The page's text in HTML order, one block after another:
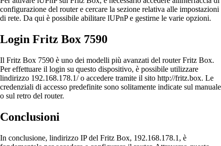
configurazione del router e cercare la sezione relativa alle impostazioni
di rete. Da qui è possibile abilitare lUPnP e gestirne le varie opzioni.
Login Fritz Box 7590
Il Fritz Box 7590 è uno dei modelli più avanzati del router Fritz Box.
Per effettuare il login su questo dispositivo, è possibile utilizzare
lindirizzo 192.168.178.1/ o accedere tramite il sito http://fritz.box. Le
credenziali di accesso predefinite sono solitamente indicate sul manuale
o sul retro del router.
Conclusioni
In conclusione, lindirizzo IP del Fritz Box, 192.168.178.1, è